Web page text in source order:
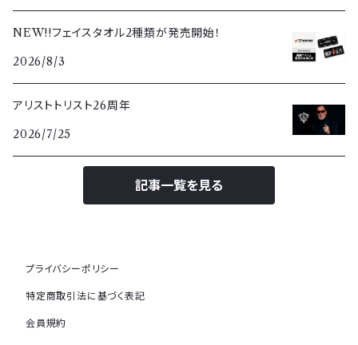
NEW!!フェイスタオル2種類が発売開始！
2026/8/3
アリストトリスト26周年
2026/7/25
記事一覧を見る
プライバシーポリシー
特定商取引法に基づく表記
会員規約